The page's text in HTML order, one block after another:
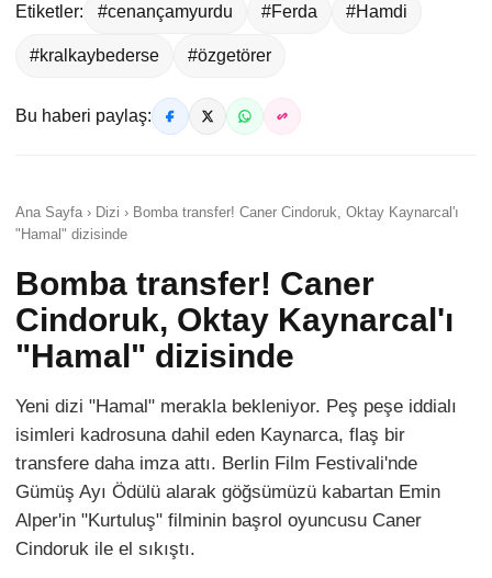
Etiketler: #cenançamyurdu #Ferda #Hamdi
#kralkaybederse #özgetörer
Bu haberi paylaş:
Ana Sayfa › Dizi › Bomba transfer! Caner Cindoruk, Oktay Kaynarcal'ı
"Hamal" dizisinde
Bomba transfer! Caner
Cindoruk, Oktay Kaynarcal'ı
"Hamal" dizisinde
Yeni dizi "Hamal" merakla bekleniyor. Peş peşe iddialı
isimleri kadrosuna dahil eden Kaynarca, flaş bir
transfere daha imza attı. Berlin Film Festivali'nde
Gümüş Ayı Ödülü alarak göğsümüzü kabartan Emin
Alper'in "Kurtuluş" filminin başrol oyuncusu Caner
Cindoruk ile el sıkıştı.